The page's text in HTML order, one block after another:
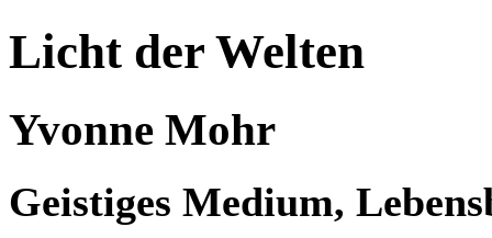
Licht der Welten
Yvonne Mohr
Geistiges Medium,